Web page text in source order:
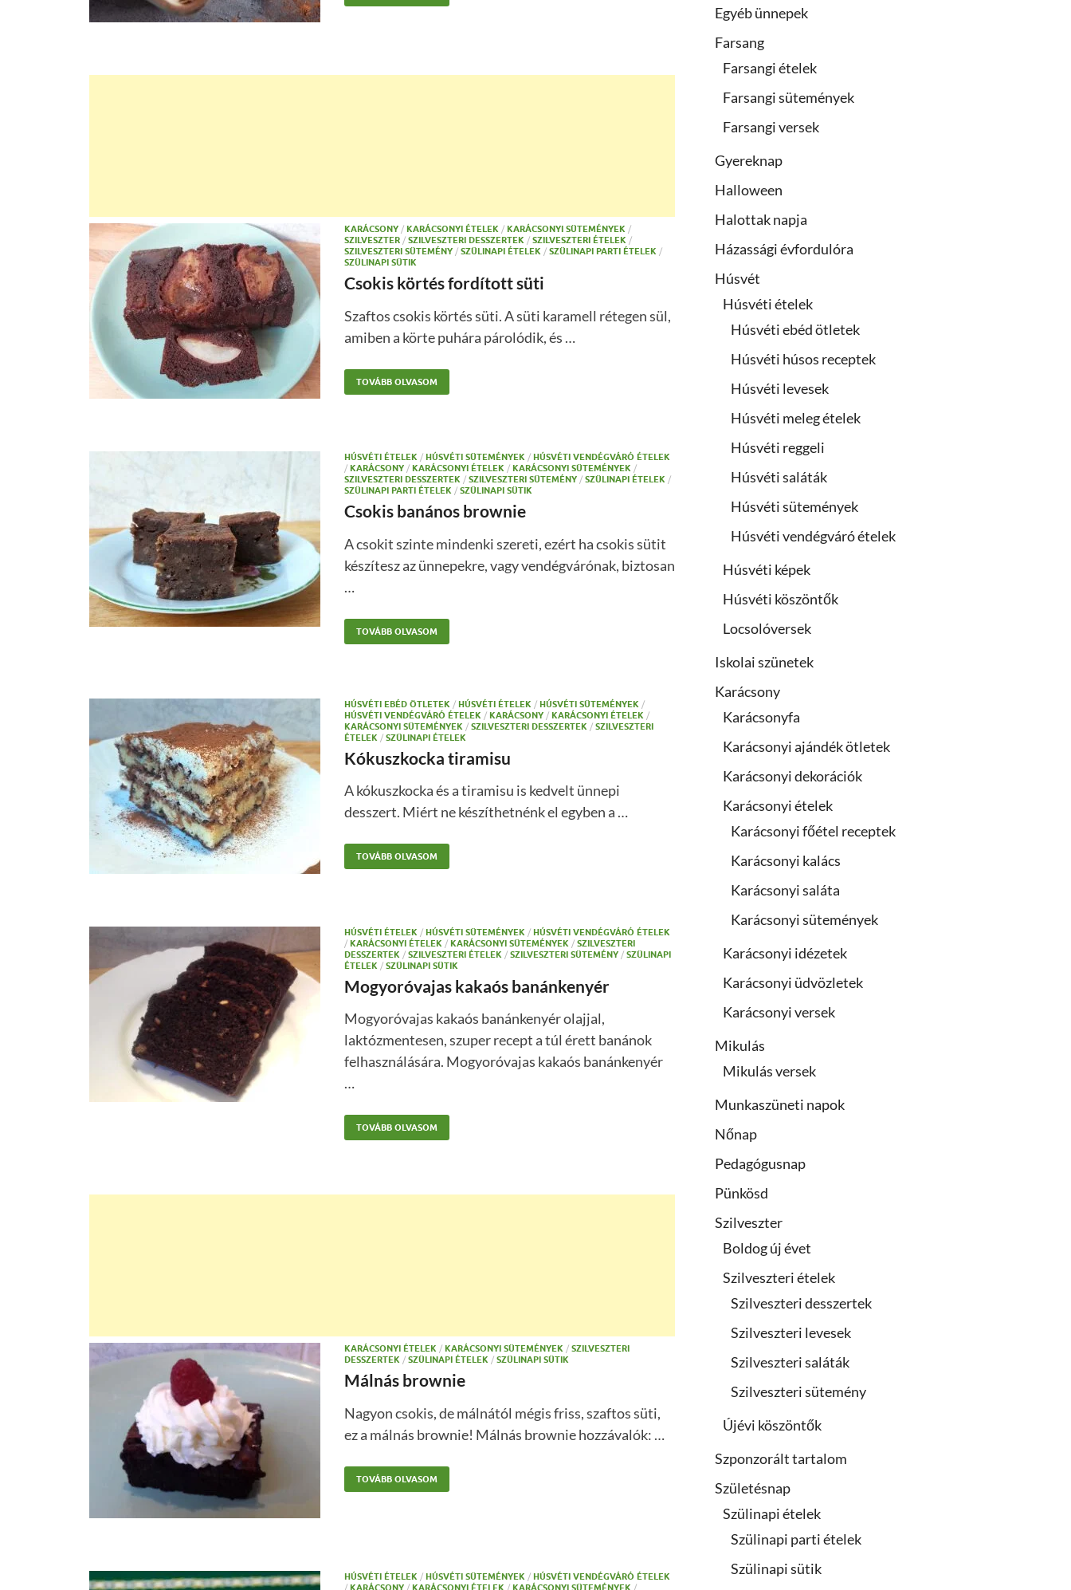
KARÁCSONY / KARÁCSONYI ÉTELEK / KARÁCSONYI SÜTEMÉNYEK /
SZILVESZTER / SZILVESZTERI DESSZERTEK / SZILVESZTERI ÉTELEK /
SZILVESZTERI SÜTEMÉNY / SZÜLINAPI ÉTELEK / SZÜLINAPI PARTI ÉTELEK /
SZÜLINAPI SÜTIK
Csokis körtés fordított süti
Szaftos csokis körtés süti. A süti karamell rétegen sül,
amiben a körte puhára párolódik, és …
TOVÁBB OLVASOM
HÚSVÉTI ÉTELEK / HÚSVÉTI SÜTEMÉNYEK / HÚSVÉTI VENDÉGVÁRÓ ÉTELEK
/ KARÁCSONY / KARÁCSONYI ÉTELEK / KARÁCSONYI SÜTEMÉNYEK /
SZILVESZTERI DESSZERTEK / SZILVESZTERI SÜTEMÉNY / SZÜLINAPI ÉTELEK /
SZÜLINAPI PARTI ÉTELEK / SZÜLINAPI SÜTIK
Csokis banános brownie
A csokit szinte mindenki szereti, ezért ha csokis sütit
készítesz az ünnepekre, vagy vendégvárónak, biztosan
…
TOVÁBB OLVASOM
HÚSVÉTI EBÉD ÖTLETEK / HÚSVÉTI ÉTELEK / HÚSVÉTI SÜTEMÉNYEK /
HÚSVÉTI VENDÉGVÁRÓ ÉTELEK / KARÁCSONY / KARÁCSONYI ÉTELEK /
KARÁCSONYI SÜTEMÉNYEK / SZILVESZTERI DESSZERTEK / SZILVESZTERI
ÉTELEK / SZÜLINAPI ÉTELEK
Kókuszkocka tiramisu
A kókuszkocka és a tiramisu is kedvelt ünnepi
desszert. Miért ne készíthetnénk el egyben a …
TOVÁBB OLVASOM
HÚSVÉTI ÉTELEK / HÚSVÉTI SÜTEMÉNYEK / HÚSVÉTI VENDÉGVÁRÓ ÉTELEK
/ KARÁCSONYI ÉTELEK / KARÁCSONYI SÜTEMÉNYEK / SZILVESZTERI
DESSZERTEK / SZILVESZTERI ÉTELEK / SZILVESZTERI SÜTEMÉNY / SZÜLINAPI
ÉTELEK / SZÜLINAPI SÜTIK
Mogyoróvajas kakaós banánkenyér
Mogyoróvajas kakaós banánkenyér olajjal,
laktózmentesen, szuper recept a túl érett banánok
felhasználására. Mogyoróvajas kakaós banánkenyér
…
TOVÁBB OLVASOM
KARÁCSONYI ÉTELEK / KARÁCSONYI SÜTEMÉNYEK / SZILVESZTERI
DESSZERTEK / SZÜLINAPI ÉTELEK / SZÜLINAPI SÜTIK
Málnás brownie
Nagyon csokis, de málnától mégis friss, szaftos süti,
ez a málnás brownie! Málnás brownie hozzávalók: …
TOVÁBB OLVASOM
HÚSVÉTI ÉTELEK / HÚSVÉTI SÜTEMÉNYEK / HÚSVÉTI VENDÉGVÁRÓ ÉTELEK
/ / / /
Egyéb ünnepek
Farsang
Farsangi ételek
Farsangi sütemények
Farsangi versek
Gyereknap
Halloween
Halottak napja
Házassági évfordulóra
Húsvét
Húsvéti ételek
Húsvéti ebéd ötletek
Húsvéti húsos receptek
Húsvéti levesek
Húsvéti meleg ételek
Húsvéti reggeli
Húsvéti saláták
Húsvéti sütemények
Húsvéti vendégváró ételek
Húsvéti képek
Húsvéti köszöntők
Locsolóversek
Iskolai szünetek
Karácsony
Karácsonyfa
Karácsonyi ajándék ötletek
Karácsonyi dekorációk
Karácsonyi ételek
Karácsonyi főétel receptek
Karácsonyi kalács
Karácsonyi saláta
Karácsonyi sütemények
Karácsonyi idézetek
Karácsonyi üdvözletek
Karácsonyi versek
Mikulás
Mikulás versek
Munkaszüneti napok
Nőnap
Pedagógusnap
Pünkösd
Szilveszter
Boldog új évet
Szilveszteri ételek
Szilveszteri desszertek
Szilveszteri levesek
Szilveszteri saláták
Szilveszteri sütemény
Újévi köszöntők
Szponzorált tartalom
Születésnap
Szülinapi ételek
Szülinapi parti ételek
Szülinapi sütik